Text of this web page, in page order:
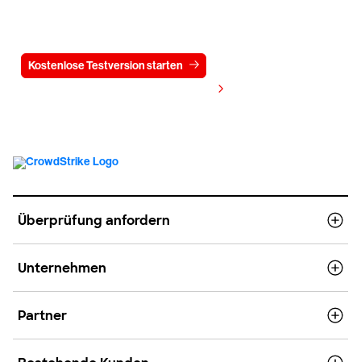
Kostenlose Testversion starten
Überprüfung anfordern
Unternehmen
Partner